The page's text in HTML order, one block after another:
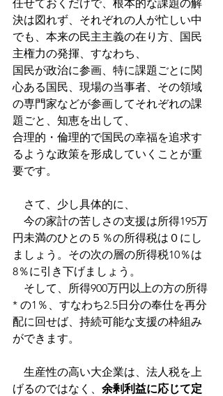
任せておくだけで、根本的な課題の解
決は図れず、それぞれの人が忙しい中
でも、本来の民主主義の在り方、国民
主権力の発揮、すなわち、
国民が政治に参画、特に課題ごとに関
心ある国民、現場の当事者、その領域
の専門家などが参画してそれぞれの課
題ごと、知恵を出して、
合理的・倫理的で国民の幸福を追求す
るような政策を形成していくことが重
要です。
さて、少し具体的に、
今の家計の苦しさの支援は所得195万
円未満のひとの５％の所得税は０にし
ましょう。その次の層の所得税10％は
8％に引き下げましょう。
そして、所得900万円以上の方の所得
* の1％、すなわち2.5日分の奉仕を再分
配に回せば、持続可能な支援の枠組み
ができます。
生産性の高い大企業は、法人税を上
げるのではなく、 余剰利益に応じて定